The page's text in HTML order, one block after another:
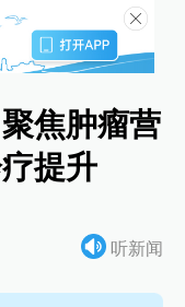
焦肿瘤营
提升
听新闻